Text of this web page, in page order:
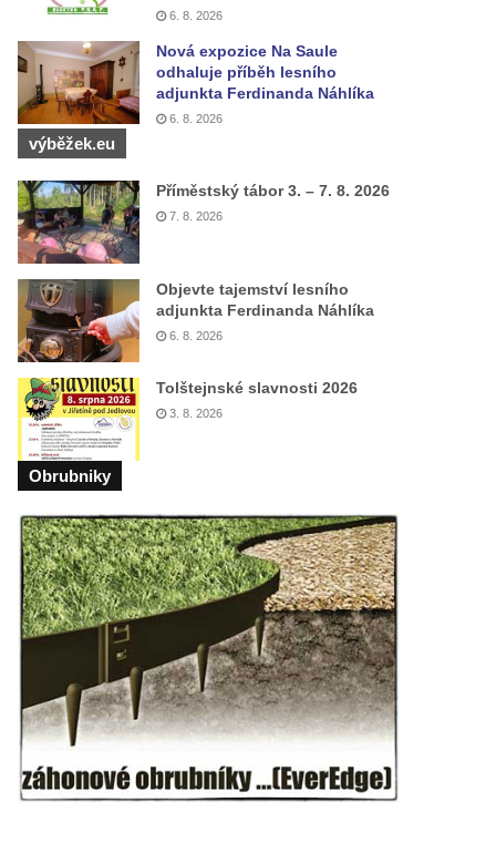
6. 8. 2026
Nová expozice Na Saule
odhaluje příběh lesního
adjunkta Ferdinanda Náhlíka
6. 8. 2026
výběžek.eu
Příměstský tábor 3. – 7. 8. 2026
7. 8. 2026
Objevte tajemství lesního
adjunkta Ferdinanda Náhlíka
6. 8. 2026
Tolštejnské slavnosti 2026
3. 8. 2026
Obrubniky